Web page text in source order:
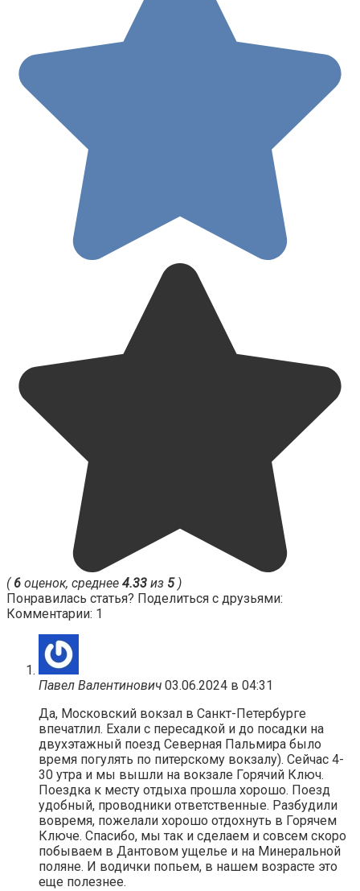
( 6 оценок, среднее 4.33 из 5)
Понравилась статья? Поделиться с друзьями:
Комментарии: 1
Павел Валентинович 03.06.2024 в 04:31
Да, Московский вокзал в Санкт-Петербурге
впечатлил. Ехали с пересадкой и до посадки на
двухэтажный поезд Северная Пальмира было
время погулять по питерскому вокзалу). Сейчас 4-
30 утра и мы вышли на вокзале Горячий Ключ.
Поездка к месту отдыха прошла хорошо. Поезд
удобный, проводники ответственные. Разбудили
вовремя, пожелали хорошо отдохнуть в Горячем
Ключе. Спасибо, мы так и сделаем и совсем скоро
побываем в Дантовом ущелье и на Минеральной
поляне. И водички попьем, в нашем возрасте это
еще полезнее.